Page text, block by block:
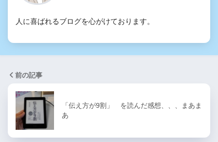
人に喜ばれるブログを心がけております。
前の記事
「伝え方が9割」 を読んだ感想、、、まあま
あ